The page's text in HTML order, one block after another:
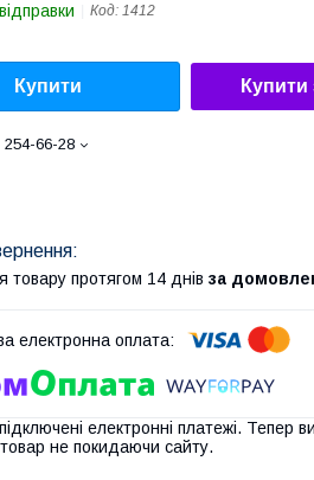
Код: 1412
Купити Купити
254-66-28
товару протягом 14 днів за
електронні платежі. Тепер
не покидаючи сайту.